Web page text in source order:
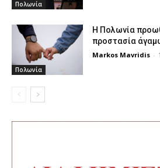
Πολωνία
Πολωνία
Η Πολωνία
προστασία
Markos Mavridis -